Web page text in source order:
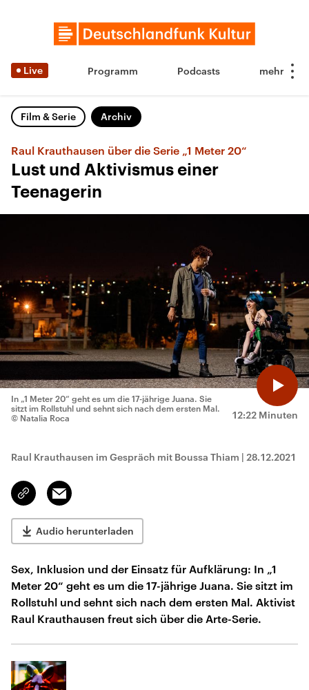
Live Programm Podcasts
Film & Serie Archiv
Raul Krauthausen über die Serie „1 Meter 20“
Lust und Aktivismus einer
Teenagerin
12:22 Minuten
In „1 Meter 20“ geht es um die 17-jährige Juana. Sie
sitzt im Rollstuhl und sehnt sich nach dem ersten Mal.
© Natalia Roca
Raul Krauthausen im Gespräch mit Boussa Thiam | 28.12.2021
Link
kopieren/teilen
Email
Audio herunterladen
Sex, Inklusion und der Einsatz für Aufklärung: In „1
Meter 20“ geht es um die 17-jährige Juana. Sie sitzt im
Rollstuhl und sehnt sich nach dem ersten Mal. Aktivist
Raul Krauthausen freut sich über die Arte-Serie.